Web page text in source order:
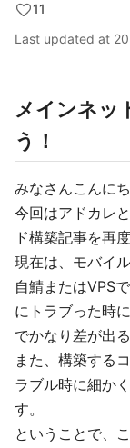
11
Last updated at
メインネッ
う！
みなさんこんに
今回はアドカレ
ド構築記事を再
現在は、モバイ
自鯖またはVPS
にトラブった時
でかなり差が出
また、構築する
ラブル時に細か
す。
ということで、